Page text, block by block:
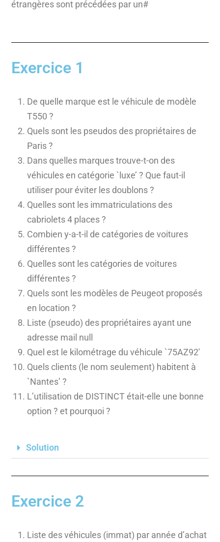
étrangères sont précédées par un#
Exercice 1
De quelle marque est le véhicule de modèle
T550 ?
Quels sont les pseudos des propriétaires de
Paris ?
Dans quelles marques trouve-t-on des
véhicules en catégorie `luxe’ ? Que faut-il
utiliser pour éviter les doublons ?
Quelles sont les immatriculations des
cabriolets 4 places ?
Combien y-a-t-il de catégories de voitures
différentes ?
Quelles sont les catégories de voitures
différentes ?
Quels sont les modèles de Peugeot proposés
en location ?
Liste (pseudo) des propriétaires ayant une
adresse mail null
Quel est le kilométrage du véhicule `75AZ92′
Quels clients (le nom seulement) habitent à
`Nantes’ ?
L’utilisation de DISTINCT était-elle une bonne
option ? et pourquoi ?
Solution
Exercice 2
Liste des véhicules (immat) par année d’achat